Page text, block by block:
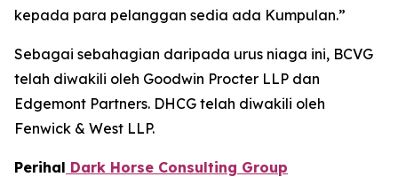
kepada para pelanggan sedia ada Kumpulan.”
Sebagai sebahagian daripada urus niaga ini, BCVG
telah diwakili oleh Goodwin Procter LLP dan
Edgemont Partners. DHCG telah diwakili oleh
Fenwick & West LLP.
Perihal Dark Horse Consulting Group